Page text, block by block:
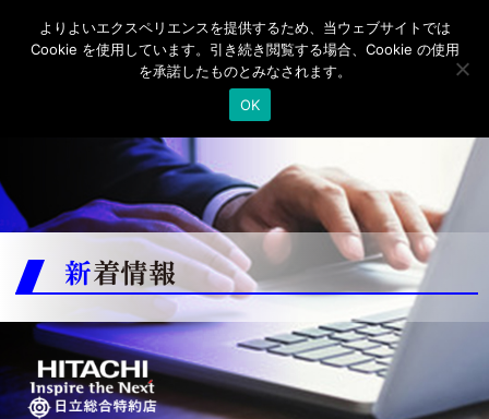
新着情報
よりよいエクスペリエンスを提供するため、当ウェブサイトでは
Cookie を使用しています。引き続き閲覧する場合、Cookie の使用
を承諾したものとみなされます。
OK